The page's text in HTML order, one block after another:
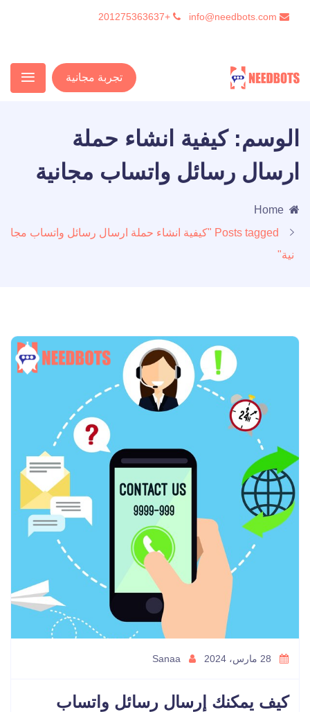
+201275363637
تجربة مجانية
الوسم:كيفية انشاء حملة
ارسال رسائل واتساب مجانية
Home
Posts tagged "كيفية انشاء حملة ارسال رسائل واتساب مجا
نية"
28 مارس، 2024
كيف يمكنك إرسال رسائل واتساب